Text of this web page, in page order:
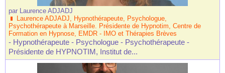
par Laurence ADJADJ
Laurence ADJADJ, Hypnothérapeute, Psychologue,
Psychothérapeute à Marseille. Présidente de Hypnotim, Centre de
Formation en Hypnose, EMDR - IMO et Thérapies Brèves
- Hypnothérapeute - Psychologue - Psychothérapeute -
Présidente de HYPNOTIM, Institut de...